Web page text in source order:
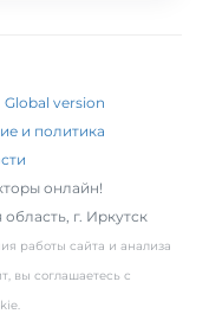
Global version
и политика
онлайн!
область, г. Иркутск
работы сайта и анализа
вы соглашаетесь с